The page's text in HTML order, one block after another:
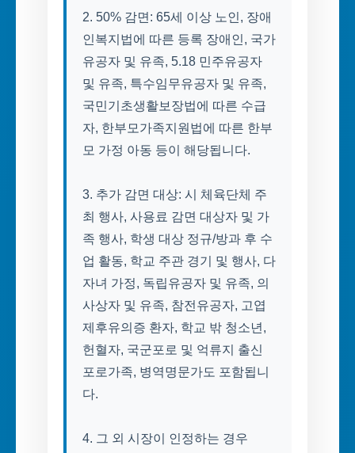
2. 50% 감면: 65세 이상 노인, 장애
인복지법에 따른 등록 장애인, 국가
유공자 및 유족, 5.18 민주유공자
및 유족, 특수임무유공자 및 유족,
국민기초생활보장법에 따른 수급
자, 한부모가족지원법에 따른 한부
모 가정 아동 등이 해당됩니다.
3. 추가 감면 대상: 시 체육단체 주
최 행사, 사용료 감면 대상자 및 가
족 행사, 학생 대상 정규/방과 후 수
업 활동, 학교 주관 경기 및 행사, 다
자녀 가정, 독립유공자 및 유족, 의
사상자 및 유족, 참전유공자, 고엽
제후유의증 환자, 학교 밖 청소년,
헌혈자, 국군포로 및 억류지 출신
포로가족, 병역명문가도 포함됩니
다.
4. 그 외 시장이 인정하는 경우